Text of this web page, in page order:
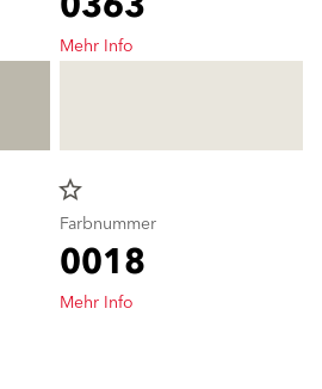
Mehr Info
star_border
Farbnummer
0018
Mehr Info